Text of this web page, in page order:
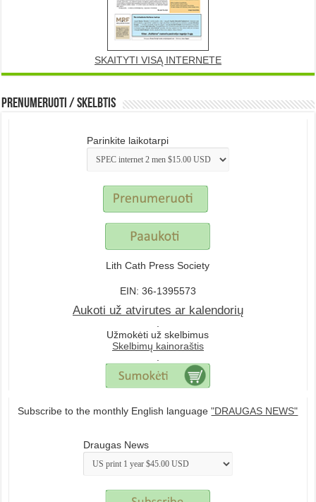
SKAITYTI VISĄ INTERNETE
Prenumeruoti / Skelbtis
Parinkite laikotarpi
Lith Cath Press Society
EIN: 36-1395573
Aukoti už atvirutes ar kalendorių
Užmokėti už skelbimus
Skelbimų kainoraštis
Subscribe to the monthly English language"DRAUGAS NEWS"
Draugas News